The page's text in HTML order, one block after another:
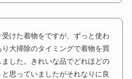
けた着物をですが、ずっと使わ
大掃除のタイミングで着物を買
した。きれいな品でどれほどの
思っていましたがそれなりに良